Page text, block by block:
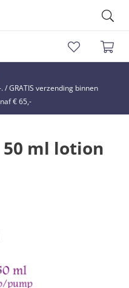
GRATIS verzending binnen
€ 65,-
ml lotion